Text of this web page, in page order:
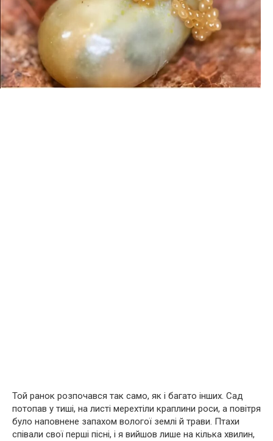
Той ранок розпочався так само, як і багато інших. Сад
потопав у тиші, на листі мерехтіли краплини роси, а повітря
було наповнене запахом вологої землі й трави. Птахи
співали свої перші пісні, і я вийшов лише на кілька хвилин,